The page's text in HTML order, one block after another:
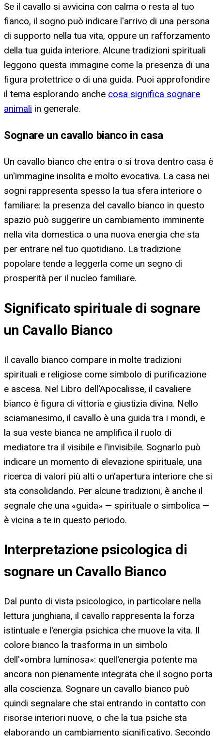
Se il cavallo si avvicina con calma o resta al tuo
fianco, il sogno può indicare l'arrivo di una persona
di supporto nella tua vita, oppure un rafforzamento
della tua guida interiore. Alcune tradizioni spirituali
leggono questa immagine come la presenza di una
figura protettrice o di una guida. Puoi approfondire
il tema esplorando anche cosa significa sognare
animali in generale.
Sognare un cavallo bianco in casa
Un cavallo bianco che entra o si trova dentro casa è
un'immagine insolita e molto evocativa. La casa nei
sogni rappresenta spesso la tua sfera interiore o
familiare: la presenza del cavallo bianco in questo
spazio può suggerire un cambiamento imminente
nella vita domestica o una nuova energia che sta
per entrare nel tuo quotidiano. La tradizione
popolare tende a leggerla come un segno di
prosperità per il nucleo familiare.
Significato spirituale di sognare
un Cavallo Bianco
Il cavallo bianco compare in molte tradizioni
spirituali e religiose come simbolo di purificazione
e ascesa. Nel Libro dell'Apocalisse, il cavaliere
bianco è figura di vittoria e giustizia divina. Nello
sciamanesimo, il cavallo è una guida tra i mondi, e
la sua veste bianca ne amplifica il ruolo di
mediatore tra il visibile e l'invisibile. Sognarlo può
indicare un momento di elevazione spirituale, una
ricerca di valori più alti o un'apertura interiore che si
sta consolidando. Per alcune tradizioni, è anche il
segnale che una «guida» — spirituale o simbolica —
è vicina a te in questo periodo.
Interpretazione psicologica di
sognare un Cavallo Bianco
Dal punto di vista psicologico, in particolare nella
lettura junghiana, il cavallo rappresenta la forza
istintuale e l'energia psichica che muove la vita. Il
colore bianco la trasforma in un simbolo
dell'«ombra luminosa»: quell'energia potente ma
ancora non pienamente integrata che il sogno porta
alla coscienza. Sognare un cavallo bianco può
quindi segnalare che stai entrando in contatto con
risorse interiori nuove, o che la tua psiche sta
elaborando un cambiamento significativo. Secondo